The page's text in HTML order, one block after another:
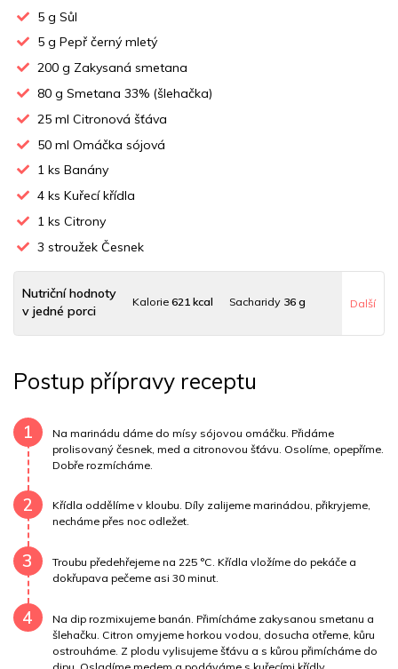
5 g Sůl
5 g Pepř černý mletý
200 g Zakysaná smetana
80 g Smetana 33% (šlehačka)
25 ml Citronová šťáva
50 ml Omáčka sójová
1 ks Banány
4 ks Kuřecí křídla
1 ks Citrony
3 stroužek Česnek
Nutriční hodnoty
v jedné porci
Kalorie 621 kcal Sacharidy 36 g
Uhlovodany 35 g Cholesterol163.2 mg
Draslík 568.1 mg Vláknina 5900 mg
Vitamín A5900 mg
Vitamín B120 mg Vitamín C29.2 mg
Další
Postup přípravy receptu
1
Na marinádu dáme do mísy sójovou omáčku. Přidáme
prolisovaný česnek, med a citronovou šťávu. Osolíme, opepříme.
Dobře rozmícháme.
2
Křídla oddělíme v kloubu. Díly zalijeme marinádou, přikryjeme,
necháme přes noc odležet.
3
Troubu předehřejeme na 225 °C. Křídla vložíme do pekáče a
dokřupava pečeme asi 30 minut.
4
Na dip rozmixujeme banán. Přimícháme zakysanou smetanu a
šlehačku. Citron omyjeme horkou vodou, dosucha otřeme, kůru
ostrouháme. Z plodu vylisujeme šťávu a s kůrou přimícháme do